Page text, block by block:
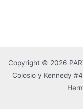
Copyright © 2026
Colosio y Kennedy